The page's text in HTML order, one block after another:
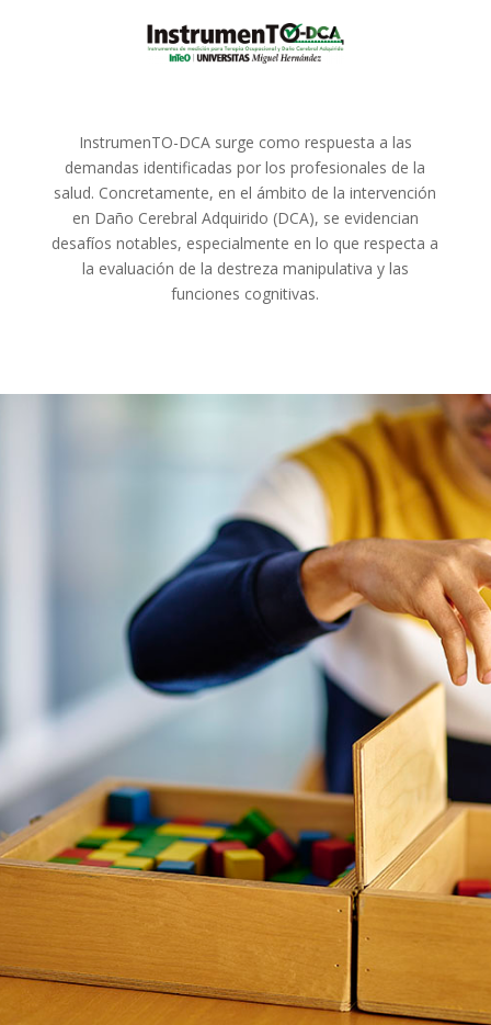
InstrumenTO-DCA surge como respuesta a las
demandas identificadas por los profesionales de la
salud. Concretamente, en el ámbito de la intervención
en Daño Cerebral Adquirido (DCA), se evidencian
desafíos notables, especialmente en lo que respecta a
la evaluación de la destreza manipulativa y las
funciones cognitivas.